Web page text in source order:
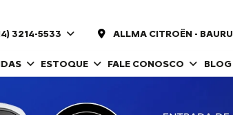
3214-5533 ALLMA CITROËN - BAURU
ESTOQUE FALE CONOSCO BLOG